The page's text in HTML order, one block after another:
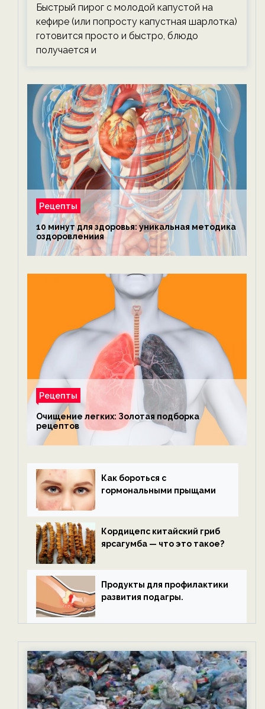
Быстрый пирог с молодой капустой на
кефире (или попросту капустная шарлотка)
готовится просто и быстро, блюдо
получается и
Рецепты
10 минут для здоровья: уникальная методика
оздоровлениия
Рецепты
Очищение легких: Золотая подборка
рецептов
Как бороться с
гормональными прыщами
Кордицепс китайский гриб
ярсагумба — что это такое?
Продукты для профилактики
развития подагры.